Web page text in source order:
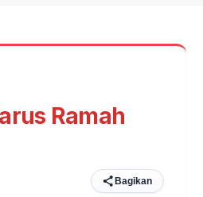
Ramah
Bagikan